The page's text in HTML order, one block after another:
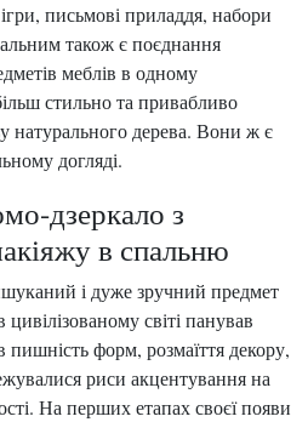
письмові приладдя, набори
також є поєднання
меблів в одному
стильно та привабливо
натурального дерева. Вони ж є
догляді.
дзеркало з
в спальню
і дуже зручний предмет
світі панував
пишність форм, розмаїття декору,
риси акцентування на
На перших етапах своєї появи